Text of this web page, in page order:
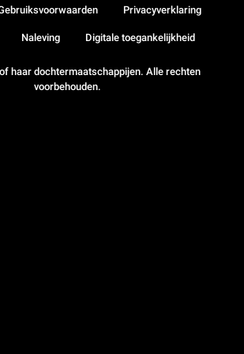
haar dochtermaatschappijen. Alle rechten
voorbehouden.
Privacyverklaring
Naleving Digitale toegankelijkheid